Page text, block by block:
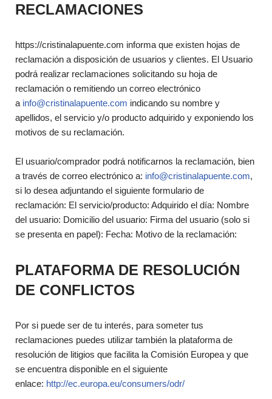
RECLAMACIONES
https://cristinalapuente.com informa que existen hojas de
reclamación a disposición de usuarios y clientes. El Usuario
podrá realizar reclamaciones solicitando su hoja de
reclamación o remitiendo un correo electrónico
a info@cristinalapuente.com indicando su nombre y
apellidos, el servicio y/o producto adquirido y exponiendo los
motivos de su reclamación.
El usuario/comprador podrá notificarnos la reclamación, bien
a través de correo electrónico a: info@cristinalapuente.com,
si lo desea adjuntando el siguiente formulario de
reclamación: El servicio/producto: Adquirido el día: Nombre
del usuario: Domicilio del usuario: Firma del usuario (solo si
se presenta en papel): Fecha: Motivo de la reclamación:
PLATAFORMA DE RESOLUCIÓN
DE CONFLICTOS
Por si puede ser de tu interés, para someter tus
reclamaciones puedes utilizar también la plataforma de
resolución de litigios que facilita la Comisión Europea y que
se encuentra disponible en el siguiente
enlace: http://ec.europa.eu/consumers/odr/